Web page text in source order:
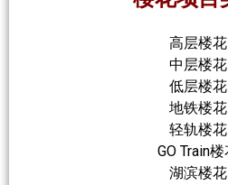
高层楼花
中层楼花
低层楼花
地铁楼花
轻轨楼花
GO Train
湖滨楼花